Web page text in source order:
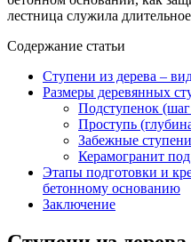
лестница служила
Содержание статьи
Ступени из дерева –
Размеры деревянных
Подступенок
Проступь
Забежные ступени
Керамогранит
Этапы подготовки и
бетонному основанию
Заключение